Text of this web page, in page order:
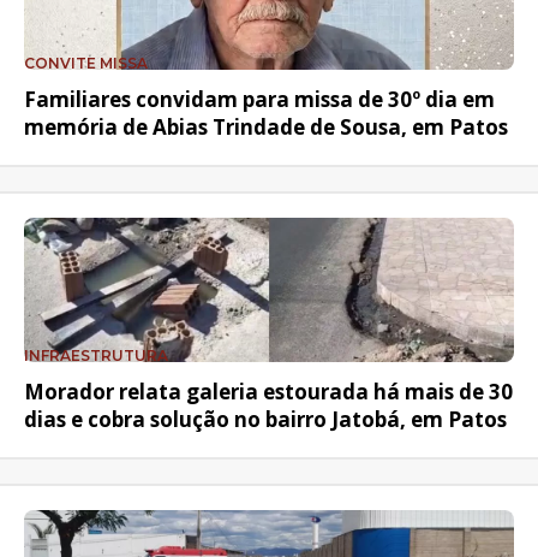
CONVITE MISSA
Familiares convidam para missa de 30º dia em
memória de Abias Trindade de Sousa, em Patos
INFRAESTRUTURA
Morador relata galeria estourada há mais de 30
dias e cobra solução no bairro Jatobá, em Patos